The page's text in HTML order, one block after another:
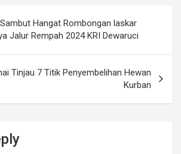
Hangat Rombongan laskar
Jalur Rempah 2024 KRI Dewaruci
Tinjau 7 Titik Penyembelihan Hewan
Kurban